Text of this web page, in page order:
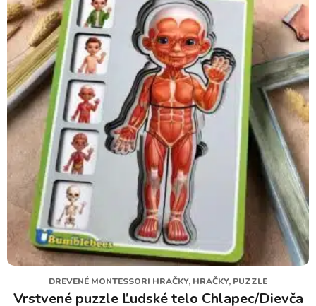
DREVENÉ MONTESSORI HRAČKY, HRAČKY, PUZZLE
Vrstvené puzzle Ľudské telo Chlapec/Dievča